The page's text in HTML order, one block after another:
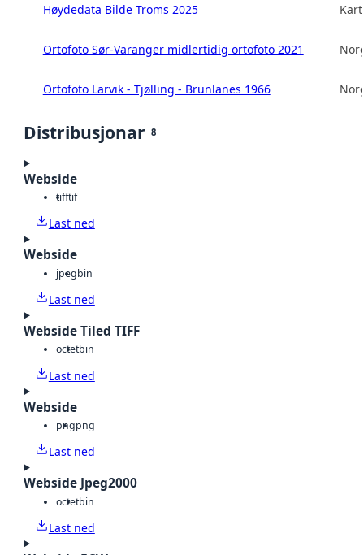
Høydedata Bilde Troms 2025
Ortofoto Sør-Varanger midlertidig ortofoto 2021
Ortofoto Larvik - Tjølling - Brunlanes 1966
Distribusjonar 8
Webside
tifftif
Last ned
Webside
jpegbin
Last ned
Webside Tiled TIFF
octetbin
Last ned
Webside
pngpng
Last ned
Webside Jpeg2000
octetbin
Last ned